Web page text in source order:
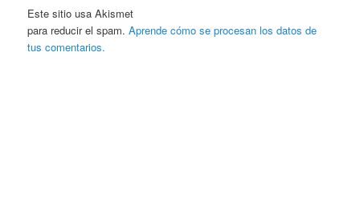
Este sitio usa Akismet
para reducir el spam.Aprende cómo se procesan los datos de
tus comentarios.